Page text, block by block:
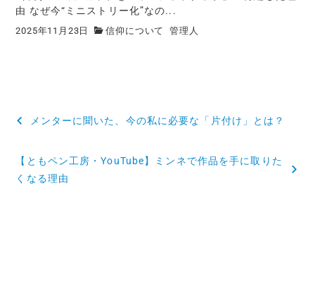
由 なぜ今“ミニストリー化”なの...
2025年11月23日 信仰について 管理人
メンターに聞いた、今の私に必要な「片付け」とは？
【ともペン工房・YouTube】ミンネで作品を手に取りた
くなる理由